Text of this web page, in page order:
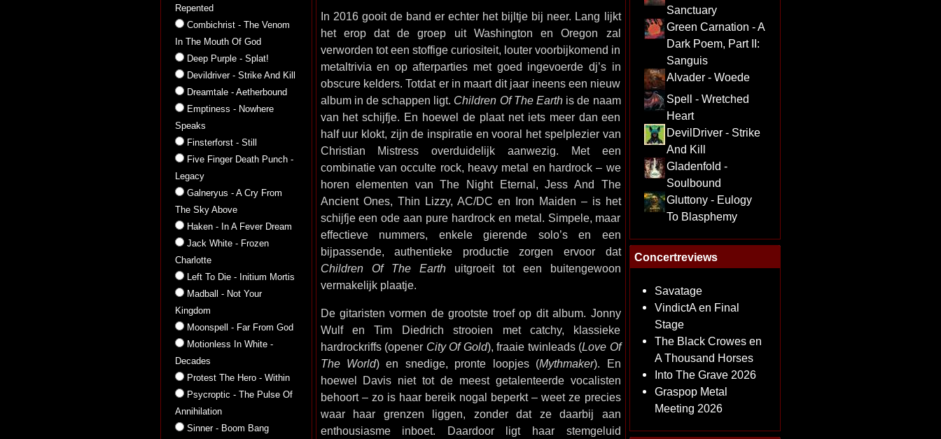
Repented
Combichrist - The Venom
In The Mouth Of God
Deep Purple - Splat!
Devildriver - Strike And Kill
Dreamtale - Aetherbound
Emptiness - Nowhere
Speaks
Finsterforst - Still
Five Finger Death Punch -
Legacy
Galneryus - A Cry From
The Sky Above
Haken - In A Fever Dream
Jack White - Frozen
Charlotte
Left To Die - Initium Mortis
Madball - Not Your
Kingdom
Moonspell - Far From God
Motionless In White -
Decades
Protest The Hero - Within
Psycroptic - The Pulse Of
Annihilation
Sinner - Boom Bang
In 2016 gooit de band er echter het bijltje bij neer. Lang lijkt
het erop dat de groep uit Washington en Oregon zal
verworden tot een stoffige curiositeit, louter voorbijkomend in
metaltrivia en op afterparties met goed ingevoerde dj’s in
obscure kelders. Totdat er in maart dit jaar ineens een nieuw
album in de schappen ligt. Children Of The Earthis de naam
van het schijfje. En hoewel de plaat net iets meer dan een
half uur klokt, zijn de inspiratie en vooral het spelplezier van
Christian Mistress overduidelijk aanwezig. Met een
combinatie van occulte rock, heavy metal en hardrock – we
horen elementen van The Night Eternal, Jess And The
Ancient Ones, Thin Lizzy, AC/DC en Iron Maiden – is het
schijfje een ode aan pure hardrock en metal. Simpele, maar
effectieve nummers, enkele gierende solo’s en een
bijpassende, authentieke productie zorgen ervoor dat
Children Of The Earthuitgroeit tot een buitengewoon
vermakelijk plaatje.
De gitaristen vormen de grootste troef op dit album. Jonny
Wulf en Tim Diedrich strooien met catchy, klassieke
hardrockriffs (opener City Of Gold), fraaie twinleads (Love Of
The World) en snedige, pronte loopjes (Mythmaker). En
hoewel Davis niet tot de meest getalenteerde vocalisten
behoort – zo is haar bereik nogal beperkt – weet ze precies
waar haar grenzen liggen, zonder dat ze daarbij aan
enthousiasme inboet. Daardoor ligt haar stemgeluid
Sanctuary
Green Carnation - A
Dark Poem, Part II:
Sanguis
Alvader - Woede
Spell - Wretched
Heart
DevilDriver - Strike
And Kill
Gladenfold -
Soulbound
Gluttony - Eulogy
To Blasphemy
Concertreviews
Savatage
VindictA en Final
Stage
The Black Crowes en
A Thousand Horses
Into The Grave 2026
Graspop Metal
Meeting 2026